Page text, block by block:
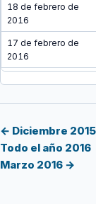
18 de febrero de
2016
17 de febrero de
2016
2016
14 de febrero de
2016
← Diciembre 2015
Todo el año 2016
Marzo 2016 →